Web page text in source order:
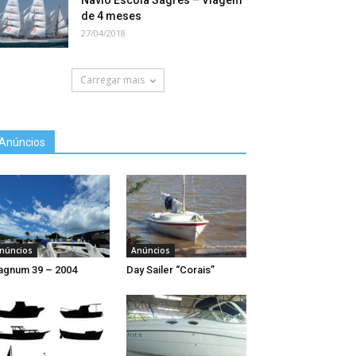
de 4 meses
27/04/2018
Carregar mais
39 – 2004
Anúncios
Day Sailer “Corais”